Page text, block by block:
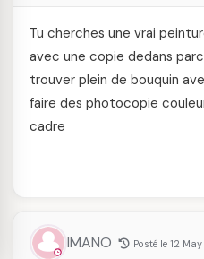
Tu cherches une vrai
avec une copie dedans
trouver plein de bouquin
faire des photocopie
cadre
IMANO Posté le 12